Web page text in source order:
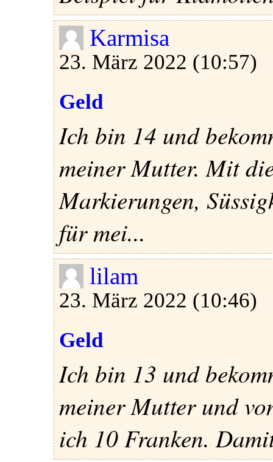
Karmisa
23. März 2022 (10:57)
Geld
Ich bin 14 und
meiner Mutter. Mit
Markierungen,
für mei...
lilam
23. März 2022 (10:46)
Geld
Ich bin 13 und
meiner Mutter und
ich 10 Franken.